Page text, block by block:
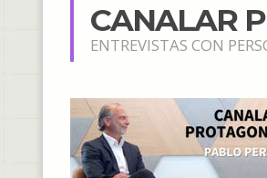
CANALAR
ENTREVISTAS CON